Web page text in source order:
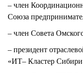
– член
Союза
– член Совета
– президент
«ИТ– Кластер